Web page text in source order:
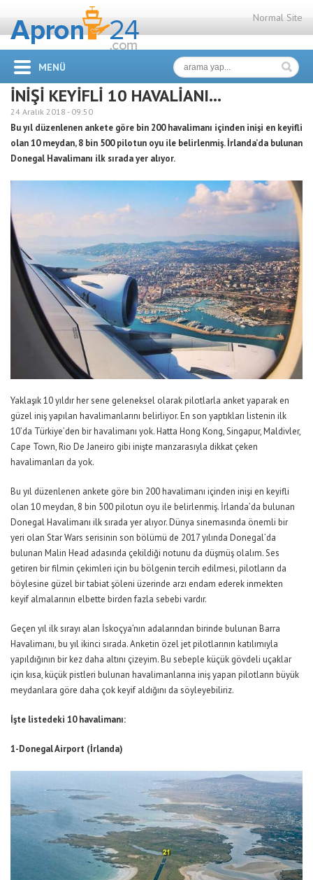
Normal Site
MENÜ
İNİŞİ KEYİFLİ 10 HAVALİANI…
24 Aralık 2018 - 09:50
Bu yıl düzenlenen ankete göre bin 200 havalimanı içinden inişi en keyifli
olan 10 meydan, 8 bin 500 pilotun oyu ile belirlenmiş. İrlanda’da bulunan
Donegal Havalimanı ilk sırada yer alıyor.
Yaklaşık 10 yıldır her sene geleneksel olarak pilotlarla anket yaparak en
güzel iniş yapılan havalimanlarını belirliyor. En son yaptıkları listenin ilk
10’da Türkiye’den bir havalimanı yok. Hatta Hong Kong, Singapur, Maldivler,
Cape Town, Rio De Janeiro gibi inişte manzarasıyla dikkat çeken
havalimanları da yok.
Bu yıl düzenlenen ankete göre bin 200 havalimanı içinden inişi en keyifli
olan 10 meydan, 8 bin 500 pilotun oyu ile belirlenmiş. İrlanda’da bulunan
Donegal Havalimanı ilk sırada yer alıyor. Dünya sinemasında önemli bir
yeri olan Star Wars serisinin son bölümü de 2017 yılında Donegal’da
bulunan Malin Head adasında çekildiği notunu da düşmüş olalım. Ses
getiren bir filmin çekimleri için bu bölgenin tercih edilmesi, pilotların da
böylesine güzel bir tabiat şöleni üzerinde arzı endam ederek inmekten
keyif almalarının elbette birden fazla sebebi vardır.
Geçen yıl ilk sırayı alan İskoçya’nın adalarından birinde bulunan Barra
Havalimanı, bu yıl ikinci sırada. Anketin özel jet pilotlarının katılımıyla
yapıldığının bir kez daha altını çizeyim. Bu sebeple küçük gövdeli uçaklar
için kısa, küçük pistleri bulunan havalimanlarına iniş yapan pilotların büyük
meydanlara göre daha çok keyif aldığını da söyleyebiliriz.
İşte listedeki 10 havalimanı:
1-Donegal Airport (İrlanda)